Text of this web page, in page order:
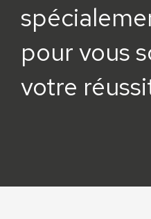
pour vous
votre